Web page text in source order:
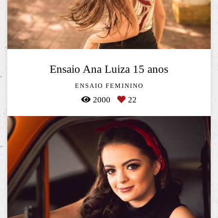
Ensaio Ana Luiza 15 anos
ENSAIO FEMININO
2000 22